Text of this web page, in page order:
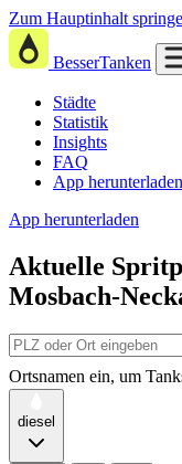
Zum Hauptinhalt
BesserTanken
Städte
Statistik
Insights
FAQ
App herunterladen
App herunterladen
Aktuelle
Mosbach-
Ortsnamen ein, um
diesel